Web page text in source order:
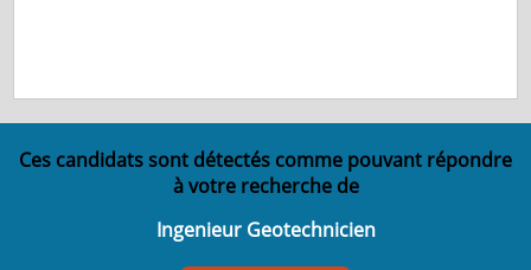
Ces candidats sont détectés comme pouvant répondre
à votre recherche de
Ingenieur Geotechnicien